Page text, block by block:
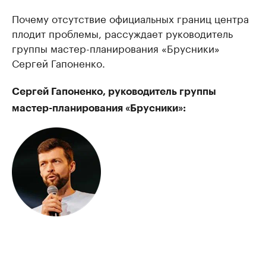
Почему отсутствие официальных границ центра
плодит проблемы, рассуждает руководитель
группы мастер-планирования «Брусники»
Сергей Гапоненко.
Сергей Гапоненко, руководитель группы
мастер-планирования «Брусники»: